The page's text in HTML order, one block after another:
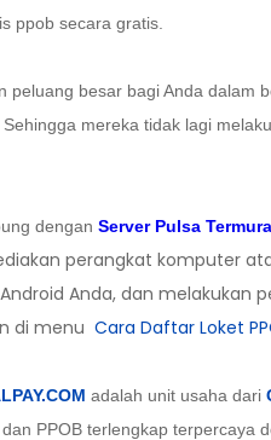
ppob secara gratis.
peluang besar bagi Anda dalam
mereka tidak lagi
dengan Server Pulsa
perangkat komputer
Anda, dan melakukan
di menu Cara Daftar Loket
adalah unit usaha dari
PPOB terlengkap terpercaya